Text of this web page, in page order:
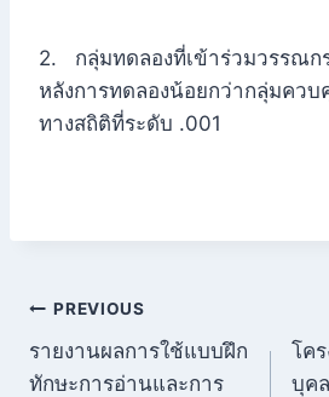
2. กลุ่มทดลองที่เข้าร่วมวรรณก
หลังการทดลองน้อยกว่ากลุ่มคว
ทางสถิติที่ระดับ .001
แนะแนว
เรื่อง
PREVIOUS
รายงานผลการใช้แบบฝึก
ทักษะการอ่านและการ
โค
บุค